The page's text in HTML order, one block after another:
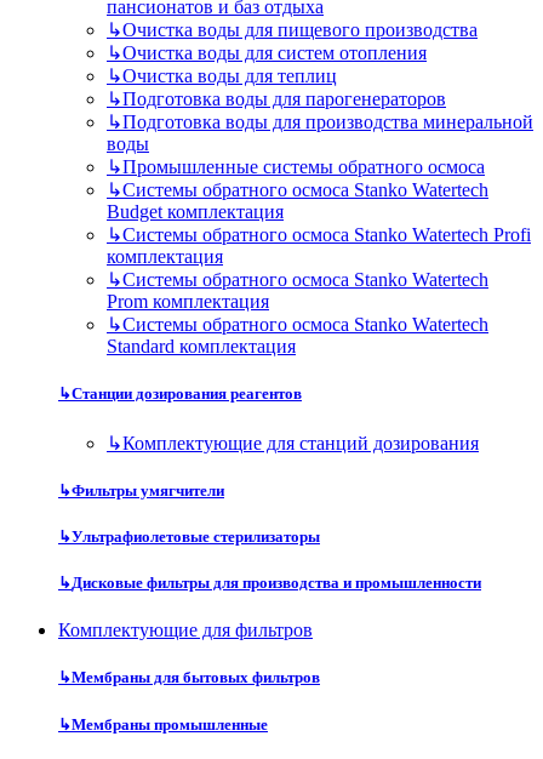
пансионатов и баз отдыха
↳Очистка воды для пищевого производства
↳Очистка воды для систем отопления
↳Очистка воды для теплиц
↳Подготовка воды для парогенераторов
↳Подготовка воды для производства минеральной
воды
↳Промышленные системы обратного осмоса
↳Системы обратного осмоса Stanko Watertech
Budget комплектация
↳Системы обратного осмоса Stanko Watertech Profi
комплектация
↳Системы обратного осмоса Stanko Watertech
Prom комплектация
↳Системы обратного осмоса Stanko Watertech
Standard комплектация
↳Станции дозирования реагентов
↳Комплектующие для станций дозирования
↳Фильтры умягчители
↳Ультрафиолетовые стерилизаторы
↳Дисковые фильтры для производства и промышленности
Комплектующие для фильтров
↳Мембраны для бытовых фильтров
↳Мембраны промышленные